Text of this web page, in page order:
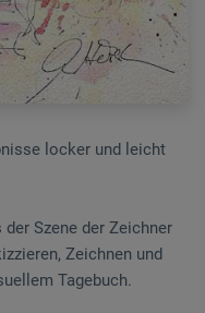
locker und leicht
Szene der Zeichner
Zeichnen und
Tagebuch.